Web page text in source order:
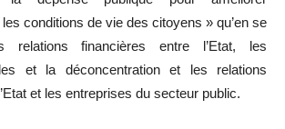
conditions de vie des citoyens » qu’en se
relations financières entre l’Etat, les
et la déconcentration et les relations
et les entreprises du secteur public.